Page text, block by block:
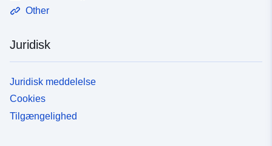
Other
Juridisk
Juridisk meddelelse
Cookies
Tilgængelighed